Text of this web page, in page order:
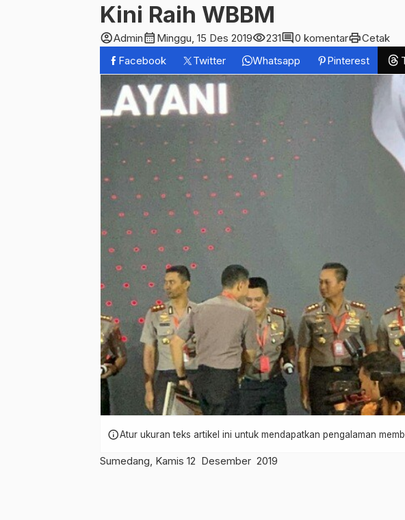
Kini Raih WBBM
account_circleAdmincalendar_month Minggu, 15 Des 2019visibility231comment0 komentarprintCetak
Facebook
Twitter Whatsapp Pinterest
infoAtur ukuran teks artikel ini untuk mendapatkan pengalaman
Sumedang, Kamis 12 Desember 2019